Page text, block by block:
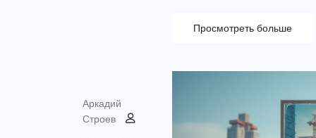
Просмотреть больше
Аркадий
Строев